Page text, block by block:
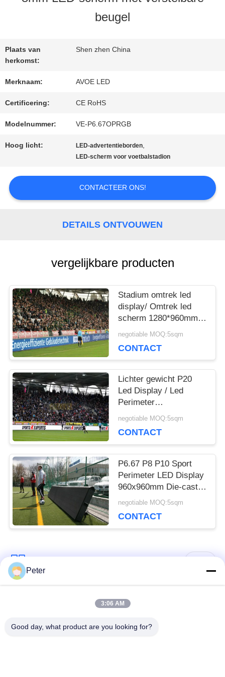
KWALITEITSCONTROLE
CONTACT
MET
ONS
VRAAG
EEN
OFFERTE
VR
SITEMAP
PRIVACYBELEID
beugel
Plaats van
herkomst:
Shen zhen China
Merknaam: AVOE LED
Certificering: CE RoHS
Modelnummer: VE-P6.67OPRGB
Hoog licht: LED-advertentieborden,
LED-scherm voor voetbalstadion
CONTACTEER ONS!
DETAILS ONTVOUWEN
vergelijkbare producten
Stadium omtrek led
display/ Omtrek led
scherm 1280*960mm
kast
negotiable MOQ:5sqm
CONTACT
Lichter gewicht P20
Led Display / Led
Perimeter
Advertentieborden
negotiable MOQ:5sqm
CONTACT
P6.67 P8 P10 Sport
Perimeter LED Display
960x960mm Die-cast
Aluminium Kast
negotiable MOQ:5sqm
CONTACT
populaire categorieën
Binnen vaste LED -
Peter
3:06 AM
Good day, what product are you looking for?